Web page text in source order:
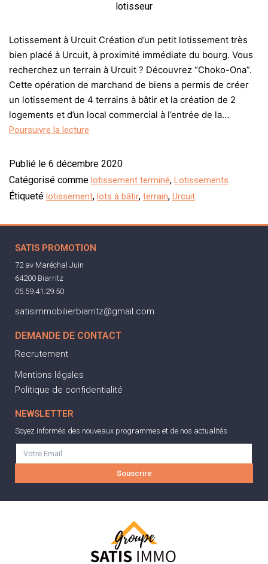
lotisseur
Lotissement à Urcuit Création d’un petit lotissement très
bien placé à Urcuit, à proximité immédiate du bourg. Vous
recherchez un terrain à Urcuit ? Découvrez “Choko-Ona”.
Cette opération de marchand de biens a permis de créer
un lotissement de 4 terrains à bâtir et la création de 2
logements et d’un local commercial à l’entrée de la…
Poursuivre la lecture
Publié le 6 décembre 2020
Catégorisé comme lotissement terminé, Lotissements
Étiqueté lotissement, lots à bâtir, terrain, Urcuit
SATIS PROMOTION
72 av Maréchal Juin
64200 Biarritz
05.59.41.29.50
satisimmobilierbiarritz@gmail.com
DEMANDE DE CONTACT
Recrutement
Mentions légales
Politique de confidentialité
NEWSLETTER
Soyez informés des nouveaux programmes et de nos actualités
Souscrire